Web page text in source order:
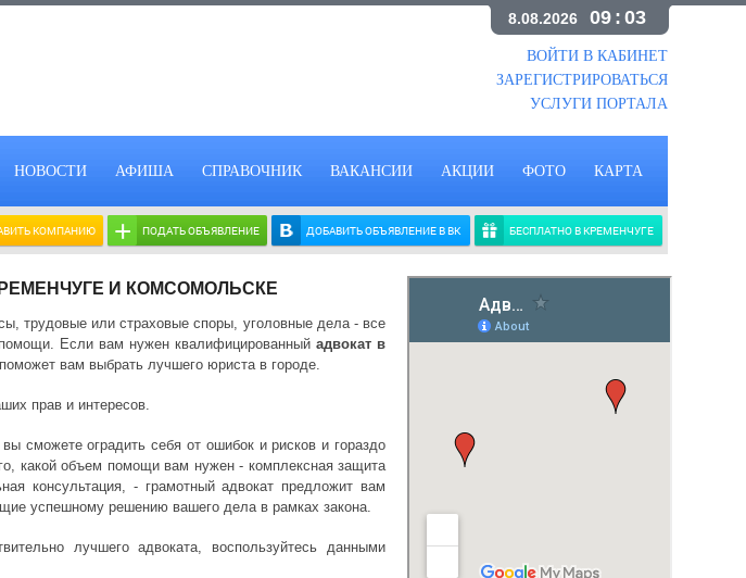
8.08.2026 09 : 03
ВОЙТИ В КАБИНЕТ
ЗАРЕГИСТРИРОВАТЬСЯ
УСЛУГИ ПОРТАЛА
НОВОСТИ АФИША СПРАВОЧНИК ВАКАНСИИ АКЦИИ ФОТО КАРТА
КОМПАНИЮ + ПОДАТЬ ОБЪЯВЛЕНИЕ ДОБАВИТЬ ОБЪЯВЛЕНИЕ В ВК БЕСПЛАТНО В КРЕМЕНЧУГЕ
И КОМСОМОЛЬСКЕ
трудовые или страховые споры, уголовные дела - все
Если вам нужен квалифицированный адвокат в
вам выбрать лучшего юриста в городе.
прав и интересов.
сможете оградить себя от ошибок и рисков и гораздо
какой объем помощи вам нужен - комплексная защита
консультация, - грамотный адвокат предложит вам
успешному решению вашего дела в рамках закона.
лучшего адвоката, воспользуйтесь данными